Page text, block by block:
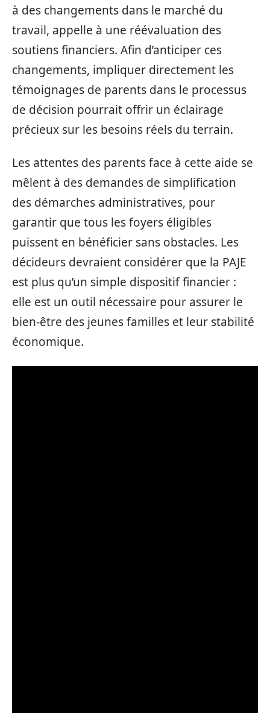
à des changements dans le marché du
travail, appelle à une réévaluation des
soutiens financiers. Afin d’anticiper ces
changements, impliquer directement les
témoignages de parents dans le processus
de décision pourrait offrir un éclairage
précieux sur les besoins réels du terrain.
Les attentes des parents face à cette aide se
mêlent à des demandes de simplification
des démarches administratives, pour
garantir que tous les foyers éligibles
puissent en bénéficier sans obstacles. Les
décideurs devraient considérer que la PAJE
est plus qu’un simple dispositif financier :
elle est un outil nécessaire pour assurer le
bien-être des jeunes familles et leur stabilité
économique.